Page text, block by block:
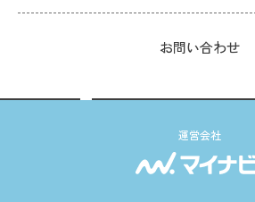
お問い合わせ
運営会社